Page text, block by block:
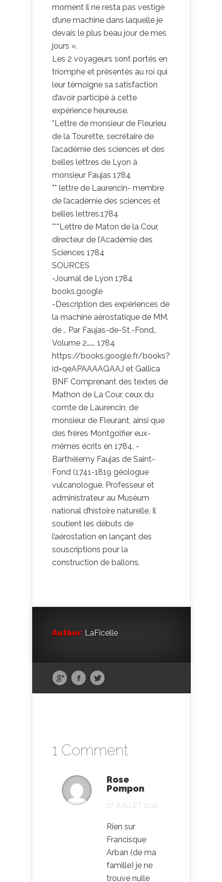
moment il ne resta pas vestige
d’une machine dans laquelle je
devais le plus beau jour de mes
jours ».
Les 2 voyageurs sont portés en
triomphe et présentés au roi qui
leur témoigne sa satisfaction
d’avoir participé à cette
expérience heureuse.
*Lettre de monsieur de Fleurieu
de la Tourette, secrétaire de
l’académie des sciences et des
belles lettres de Lyon à
monsieur Faujas 1784
** lettre de Laurencin- membre
de l’académie des sciences et
belles lettres.1784
***Lettre de Maton de la Cour,
directeur de l’Académie des
Sciences 1784
SOURCES
-Journal de Lyon 1784
books.google
-Description des expériences de
la machine aérostatique de MM.
de .. Par Faujas-de-St.-Fond.,
Volume 2……. 1784
https://books.google.fr/books?
id=qeAPAAAAQAAJ et Gallica
BNF Comprenant des textes de
Mathon de La Cour, ceux du
comte de Laurencin, de
monsieur de Fleurant, ainsi que
des frères Montgolfier eux-
mêmes écrits en 1784. -
Barthélemy Faujas de Saint-
Fond (1741-1819 géologue
vulcanologue. Professeur et
administrateur au Muséum
national d’histoire naturelle, Il
soutient les débuts de
l’aérostation en lançant des
souscriptions pour la
construction de ballons.
Author: LaFicelle
1 Comment
Rose
Pompon
27 JUILLET 2016
Rien sur
Francisque
Arban (de ma
famille) je ne
trouve nulle